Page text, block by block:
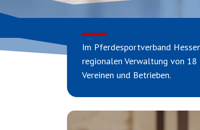
Im Pferdesportverband
regionalen Verwaltung von
Vereinen und Betrieben.